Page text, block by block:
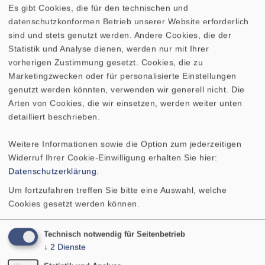
Auszug aus Klang & Ton
Sie zauberte in Verbindung mit dem kleinen
Gewebehochtöner ein ungemein realistisches
Klangbild herbei, das besonders die Wiedergabe von
Stimmen zum besonderen Genuss werden ließ. Der
Mittenbereich war sehr fein aufgelöst und völlig frei
von störenden Verfärbungen. Trotz der
eindrucksvollen Mittendynamik wurde der Klang auch
Und was Räumlichkeit und Abbildung betrifft, auch
hier operierte die kleine VOX makellos und
eindrucksvoll.
Auszug aus Hobby HiFi
Kleiner Lautsprecher ganz groß. Dank der schlanken
dieser optische Eindruck vergrößert das Erstaunen
der Zuhörer, wenn sie loslegt: Klanglich agiert sie
nicht nur absolut erwachsen, sie bietet auch ein
Es gibt Cookies, die für den technischen und
datenschutzkonformen Betrieb unserer Website erforderlich
sind und stets genutzt werden. Andere Cookies, die der
Statistik und Analyse dienen, werden nur mit Ihrer
vorherigen Zustimmung gesetzt. Cookies, die zu
Marketingzwecken oder für personalisierte Einstellungen
genutzt werden könnten, verwenden wir generell nicht. Die
Arten von Cookies, die wir einsetzen, werden weiter unten
detailliert beschrieben.
Weitere Informationen sowie die Option zum jederzeitigen
Widerruf Ihrer Cookie-Einwilligung erhalten Sie hier:
Datenschutzerklärung
Um fortzufahren treffen Sie bitte eine Auswahl, welche
Cookies gesetzt werden können.
Technisch notwendig für Seitenbetrieb
↓ 2 Dienste